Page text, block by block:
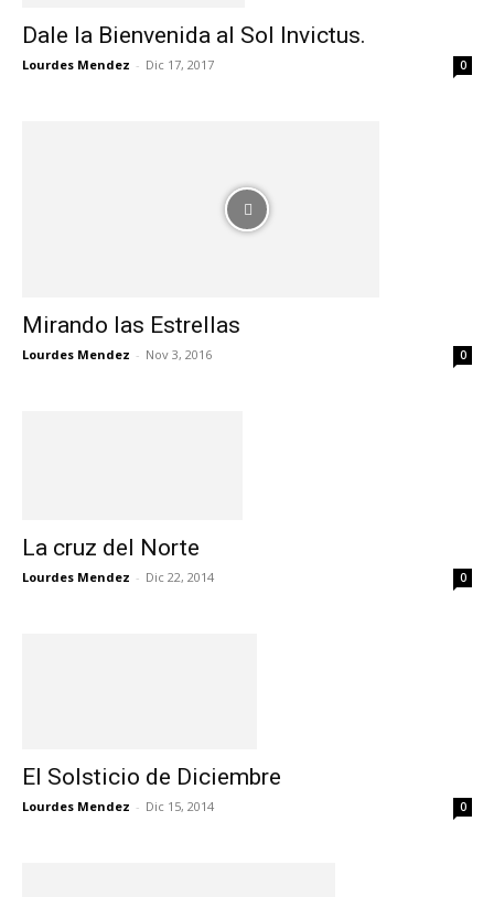
Dale la Bienvenida al Sol Invictus.
Lourdes Mendez - Dic 17, 2017 0
Mirando las Estrellas
Lourdes Mendez - Nov 3, 2016 0
La cruz del Norte
Lourdes Mendez - Dic 22, 2014 0
El Solsticio de Diciembre
Lourdes Mendez - Dic 15, 2014 0